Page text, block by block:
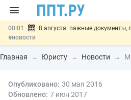
00:01
8 августа: важные документы,
#новости
07.08 Подписан закон о блокировке
«Честный знак»#новости
07.08 Госпошлину за устранение ошибок
отменить#новости
Главная Юристу Новости
Опубликовано: 30 мая 2016
Обновлено: 7 июн 2017